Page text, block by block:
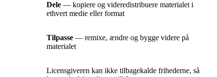
Dele — kopiere og videredistribuere materialet i
ethvert medie eller format
Tilpasse — remixe, ændre og bygge videre på
materialet
Licensgiveren kan ikke tilbagekalde frihederne, så